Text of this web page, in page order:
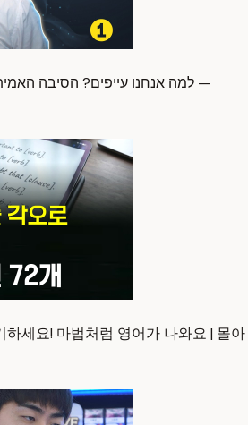
세요! 마법처럼 영어가 나와요 | 몰아